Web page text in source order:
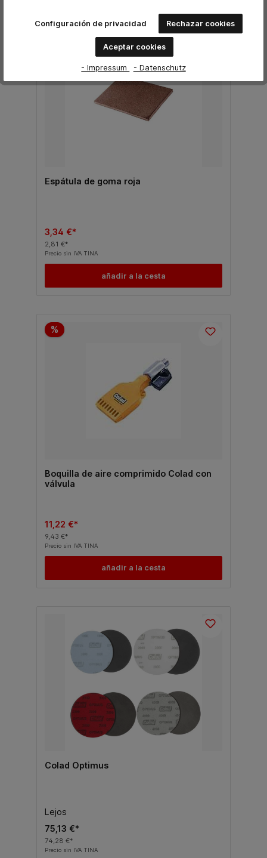
Espátula de goma roja
3,34 €*
2,81 €*
Precio sin IVA TINA
añadir a la cesta
%
Boquilla de aire comprimido Colad con
válvula
11,22 €*
9,43 €*
Precio sin IVA TINA
añadir a la cesta
Colad Optimus
Lejos
75,13 €*
74,28 €*
Precio sin IVA TINA
Configuración de privacidad Rechazar cookies
Aceptar cookies
- Impressum - Datenschutz